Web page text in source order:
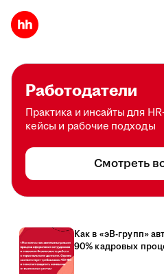
Работодатели
Практика и инсайты для
кейсы и рабочие подходы
Смотреть
Как в «эВ-групп»
90% кадровых